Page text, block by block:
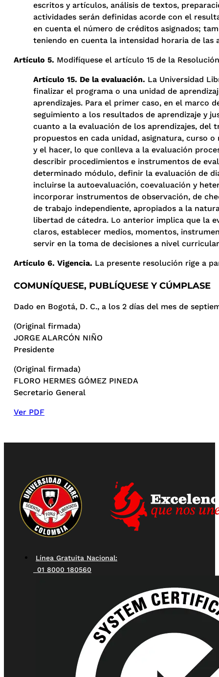
escritos y artículos, análisis de textos,
actividades serán definidas acorde con el
en cuenta el número de créditos asignados;
teniendo en cuenta la intensidad horaria de las
Artículo 5. Modifíquese el artículo 15 de la
Artículo 15. De la evaluación. La Universidad
finalizar el programa o una unidad de
aprendizajes. Para el primer caso, en el marco
seguimiento a los resultados de aprendizaje y
cuanto a la evaluación de los aprendizajes, del
propuestos en cada unidad, asignatura, curso
y el hacer, lo que conlleva a la evaluación
describir procedimientos e instrumentos de
determinado módulo, definir la evaluación de
incluirse la autoevaluación, coevaluación y
incorporar instrumentos de observación, de
de trabajo independiente, apropiados a la
libertad de cátedra. Lo anterior implica que la
claros, establecer medios, momentos,
servir en la toma de decisiones a nivel
Artículo 6. Vigencia. La presente resolución rige a
COMUNÍQUESE, PUBLÍQUESE Y CÚMPLASE
Dado en Bogotá, D. C., a los 2 días del mes de
(Original firmada)
JORGE ALARCÓN NIÑO
Presidente
(Original firmada)
FLORO HERMES GÓMEZ PINEDA
Secretario General
Ver PDF
Línea Gratuita Nacional:
01 8000 180560